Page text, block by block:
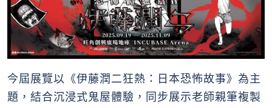
今屆展覽以《伊藤潤二狂熱：日本恐怖故事》為主
題，結合沉浸式鬼屋體驗，同步展示老師親筆複製